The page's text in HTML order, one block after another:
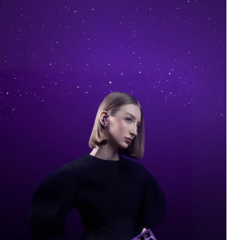
Achetez Dès À Présent